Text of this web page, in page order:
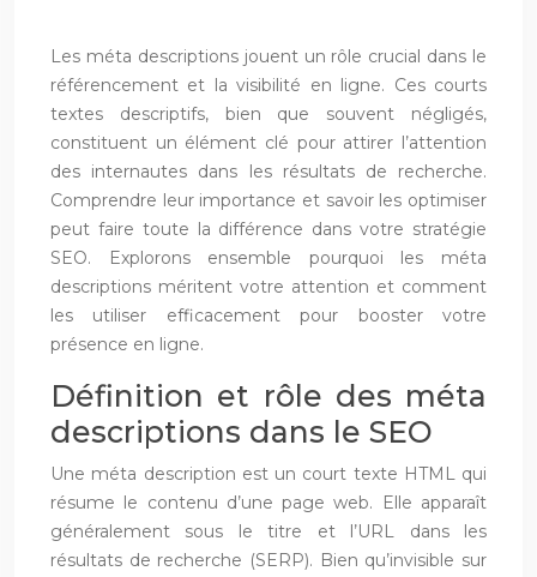
Les méta descriptions jouent un rôle crucial dans le
référencement et la visibilité en ligne. Ces courts
textes descriptifs, bien que souvent négligés,
constituent un élément clé pour attirer l’attention
des internautes dans les résultats de recherche.
Comprendre leur importance et savoir les optimiser
peut faire toute la différence dans votre stratégie
SEO. Explorons ensemble pourquoi les méta
descriptions méritent votre attention et comment
les utiliser efficacement pour booster votre
présence en ligne.
Définition et rôle des méta
descriptions dans le SEO
Une méta description est un court texte HTML qui
résume le contenu d’une page web. Elle apparaît
généralement sous le titre et l’URL dans les
résultats de recherche (SERP). Bien qu’invisible sur